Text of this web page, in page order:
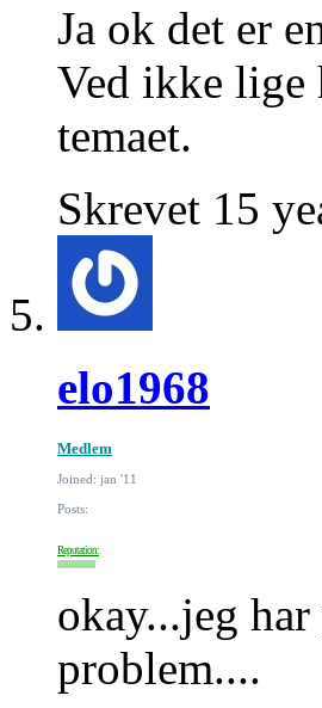
Ja ok det er
Ved ikke lige
temaet.
Skrevet 15
elo1968
Medlem
Joined: jan '11
Posts:
Reputation:
okay...jeg
problem....